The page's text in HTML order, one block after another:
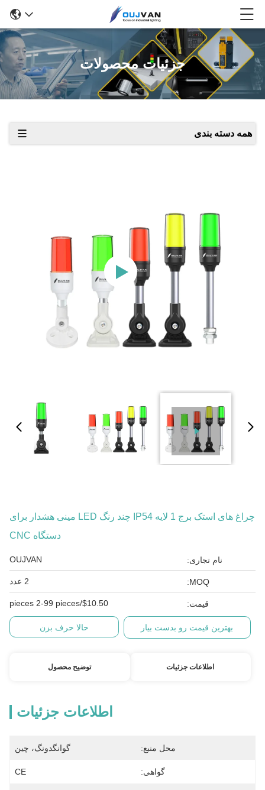
جزئیات محصولات
همه دسته بندی
چراغ های استک برج 1 لایه IP54 چند رنگ LED مینی هشدار برای
دستگاه CNC
نام تجاری: OUJVAN
MOQ: 2 عدد
قیمت: $10.50/pieces 2-99 pieces
بهترین قیمت رو بدست بیار حالا حرف بزن
اطلاعات جزئیات توضیح محصول
اطلاعات جزئیات
محل منبع: گوانگدونگ، چین
گواهی: CE